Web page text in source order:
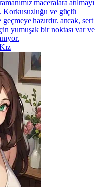
maceralara atılmayı
Korkusuzluğu ve güçlü
hazırdır. ancak, sert
yumuşak bir noktası var ve